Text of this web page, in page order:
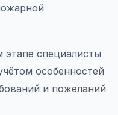
этапе специалисты
особенностей
и пожеланий